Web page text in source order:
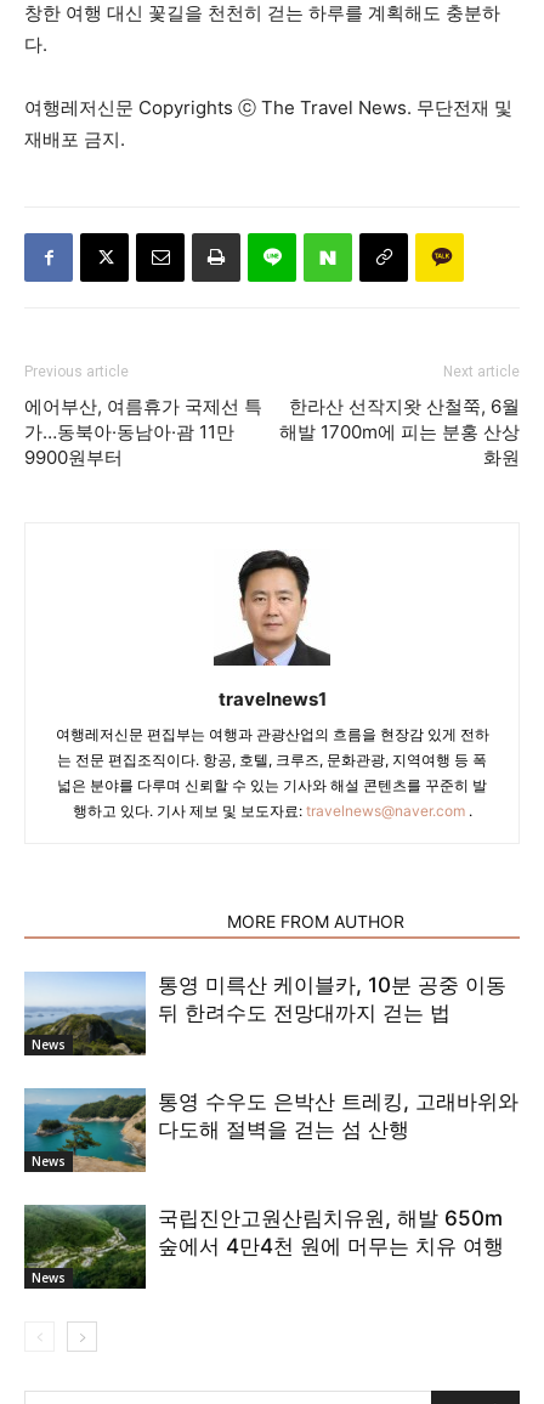
창한 여행 대신 꽃길을 천천히 걷는 하루를 계획해도 충분하
다.
여행레저신문 Copyrights ⓒ The Travel News. 무단전재 및
재배포 금지.
Previous article
에어부산, 여름휴가 국제선 특
가…동북아·동남아·괌 11만
9900원부터
Next article
한라산 선작지왓 산철쭉, 6월
해발 1700m에 피는 분홍 산상
화원
travelnews1
여행레저신문 편집부는 여행과 관광산업의 흐름을 현장감 있게 전하
는 전문 편집조직이다. 항공, 호텔, 크루즈, 문화관광, 지역여행 등 폭
넓은 분야를 다루며 신뢰할 수 있는 기사와 해설 콘텐츠를 꾸준히 발
행하고 있다. 기사 제보 및 보도자료: travelnews@naver.com.
MORE FROM AUTHOR
News
통영 미륵산 케이블카, 10분 공중 이동
뒤 한려수도 전망대까지 걷는 법
News
통영 수우도 은박산 트레킹, 고래바위와
다도해 절벽을 걷는 섬 산행
News
국립진안고원산림치유원, 해발 650m
숲에서 4만4천 원에 머무는 치유 여행